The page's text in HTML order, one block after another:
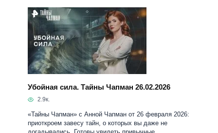
Убойная сила. Тайны Чапман 26.02.2026
2.9к.
«Тайны Чапман» с Анной Чапман от 26 февраля 2026:
приоткроем завесу тайн, о которых вы даже не
догадывались. Готовы увидеть привычные